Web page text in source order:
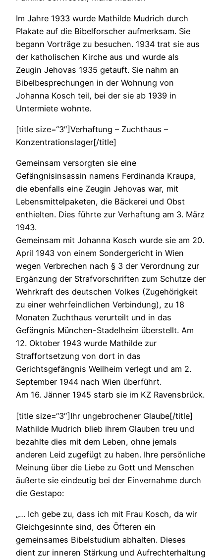
Im Jahre 1933 wurde Mathilde Mudrich durch
Plakate auf die Bibelforscher aufmerksam. Sie
begann Vorträge zu besuchen. 1934 trat sie aus
der katholischen Kirche aus und wurde als
Zeugin Jehovas 1935 getauft. Sie nahm an
Bibelbesprechungen in der Wohnung von
Johanna Kosch teil, bei der sie ab 1939 in
Untermiete wohnte.
[title size=“3″]Verhaftung – Zuchthaus –
Konzentrationslager[/title]
Gemeinsam versorgten sie eine
Gefängnisinsassin namens Ferdinanda Kraupa,
die ebenfalls eine Zeugin Jehovas war, mit
Lebensmittelpaketen, die Bäckerei und Obst
enthielten. Dies führte zur Verhaftung am 3. März
1943.
Gemeinsam mit Johanna Kosch wurde sie am 20.
April 1943 von einem Sondergericht in Wien
wegen Verbrechen nach § 3 der Verordnung zur
Ergänzung der Strafvorschriften zum Schutze der
Wehrkraft des deutschen Volkes (Zugehörigkeit
zu einer wehrfeindlichen Verbindung), zu 18
Monaten Zuchthaus verurteilt und in das
Gefängnis München-Stadelheim überstellt. Am
12. Oktober 1943 wurde Mathilde zur
Straffortsetzung von dort in das
Gerichtsgefängnis Weilheim verlegt und am 2.
September 1944 nach Wien überführt.
Am 16. Jänner 1945 starb sie im KZ Ravensbrück.
[title size=“3″]Ihr ungebrochener Glaube[/title]
Mathilde Mudrich blieb ihrem Glauben treu und
bezahlte dies mit dem Leben, ohne jemals
anderen Leid zugefügt zu haben. Ihre persönliche
Meinung über die Liebe zu Gott und Menschen
äußerte sie eindeutig bei der Einvernahme durch
die Gestapo:
„… Ich gebe zu, dass ich mit Frau Kosch, da wir
Gleichgesinnte sind, des Öfteren ein
gemeinsames Bibelstudium abhalten. Dieses
dient zur inneren Stärkung und Aufrechterhaltung